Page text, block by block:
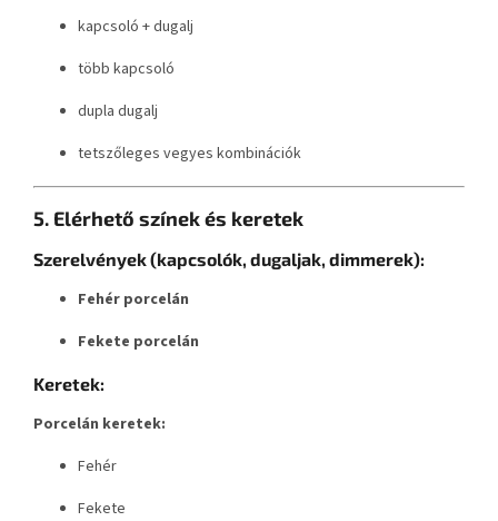
kapcsoló + dugalj
több kapcsoló
dupla dugalj
tetszőleges vegyes kombinációk
5. Elérhető színek és keretek
Szerelvények (kapcsolók, dugaljak, dimmerek):
Fehér porcelán
Fekete porcelán
Keretek:
Porcelán keretek:
Fehér
Fekete